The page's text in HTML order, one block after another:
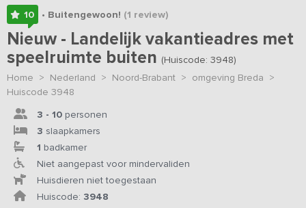
10 • Buitengewoon! (1 review)
Nieuw - Landelijk vakantieadres met
speelruimte buiten (Huiscode: 3948)
Home > Nederland > Noord-Brabant > omgeving Breda >
Huiscode 3948
3 - 10 personen
3 slaapkamers
1 badkamer
Niet aangepast voor mindervaliden
Huisdieren niet toegestaan
Huiscode: 3948